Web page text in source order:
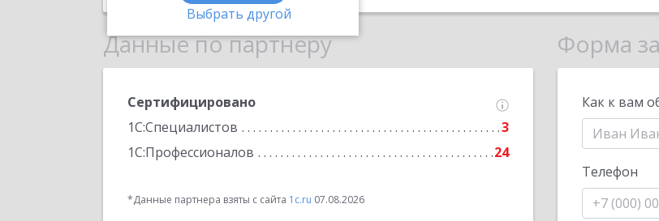
Выбрать другой
Данные по партнеру
Сертифицировано
1С:Специалистов
3
1С:Профессионалов
24
*Данные партнера взяты с сайта 1c.ru 07.08.2026
Форма
Как к вам
Телефон